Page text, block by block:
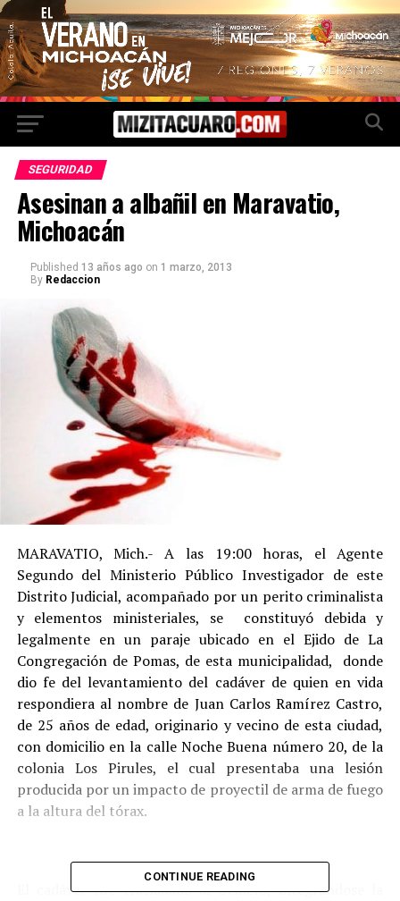
SEGURIDAD
Asesinan a albañil en Maravatio,
Michoacán
Published 13 años ago on 1 marzo, 2013
By Redaccion
MARAVATIO, Mich.- A las 19:00 horas, el Agente
Segundo del Ministerio Público Investigador de este
Distrito Judicial, acompañado por un perito criminalista
y elementos ministeriales, se constituyó debida y
legalmente en un paraje ubicado en el Ejido de La
Congregación de Pomas, de esta municipalidad, donde
dio fe del levantamiento del cadáver de quien en vida
respondiera al nombre de Juan Carlos Ramírez Castro,
de 25 años de edad, originario y vecino de esta ciudad,
con domicilio en la calle Noche Buena número 20, de la
colonia Los Pirules, el cual presentaba una lesión
producida por un impacto de proyectil de arma de fuego
a la altura del tórax.
El cadáver fue trasladado al Semefo, integrándose la
CONTINUE READING